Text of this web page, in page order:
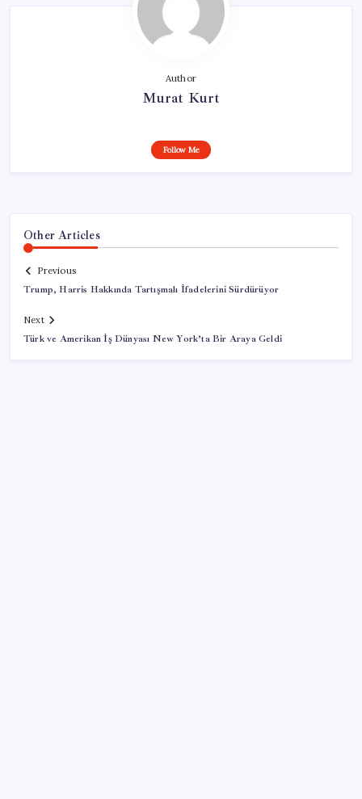
Author
Murat Kurt
Follow Me
Other Articles
Previous
Trump, Harris Hakkında Tartışmalı İfadelerini Sürdürüyor
Next
Türk ve Amerikan İş Dünyası New York’ta Bir Araya Geldi